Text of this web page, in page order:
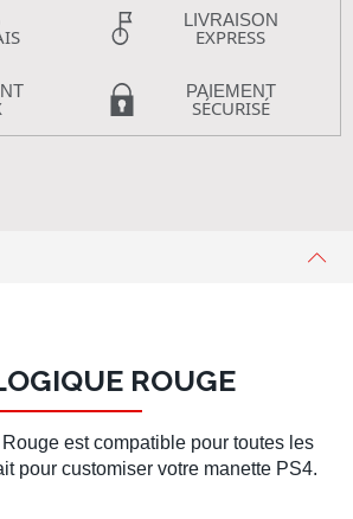
LIVRAISON
EXPRESS
PAIEMENT
SÉCURISÉ
ROUGE
est compatible pour toutes les
pour customiser votre manette PS4.